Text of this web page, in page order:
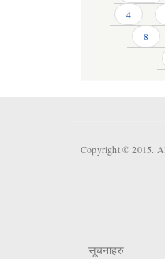
4
8
Copyright © 2015.
सूचनाहरु